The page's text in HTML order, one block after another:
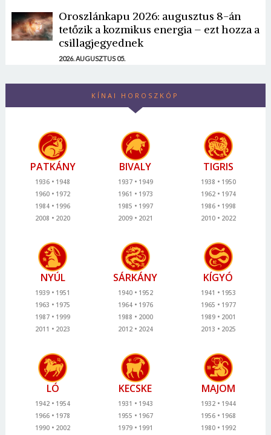
Oroszlánkapu 2026: augusztus 8-án
tetőzik a kozmikus energia – ezt hozza a
csillagjegyednek
2026. AUGUSZTUS 05.
KÍNAI HOROSZKÓP
PATKÁNY
1936
1948
1960
1972
1984
1996
2008
2020
BIVALY
1937
1949
1961
1973
1985
1997
2009
2021
TIGRIS
1938
1950
1962
1974
1986
1998
2010
2022
NYÚL
1939
1951
1963
1975
1987
1999
2011
2023
SÁRKÁNY
1940
1952
1964
1976
1988
2000
2012
2024
KÍGYÓ
1941
1953
1965
1977
1989
2001
2013
2025
LÓ
1942
1954
1966
1978
1990
2002
KECSKE
1931
1943
1955
1967
1979
1991
MAJOM
1932
1944
1956
1968
1980
1992